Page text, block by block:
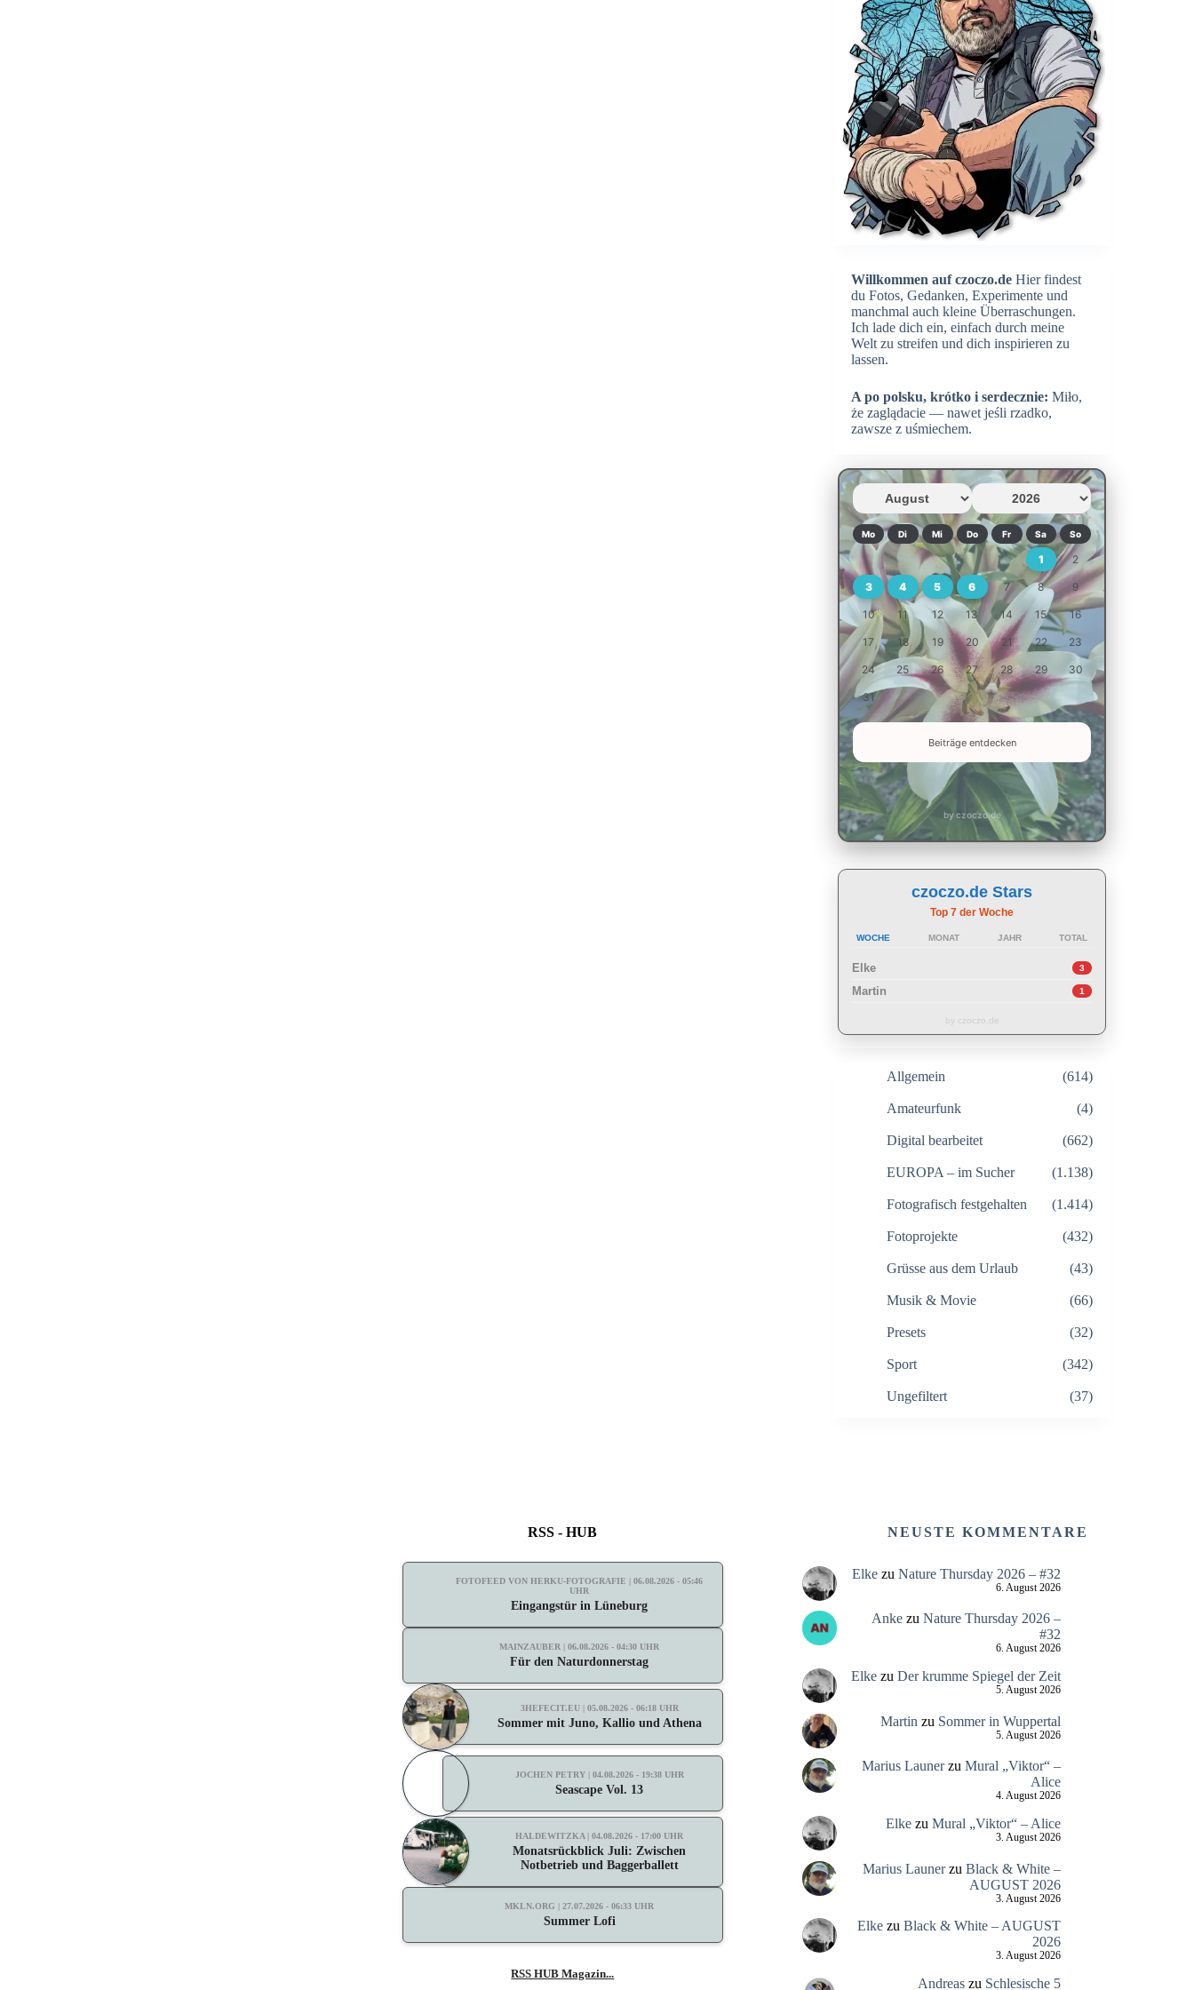
Willkommen auf czoczo.de Hier findest
du Fotos, Gedanken, Experimente und
manchmal auch kleine Überraschungen.
Ich lade dich ein, einfach durch meine
Welt zu streifen und dich inspirieren zu
lassen.
A po polsku, krótko i serdecznie: Miło,
że zaglądacie — nawet jeśli rzadko,
zawsze z uśmiechem.
Mo Di Mi Do Fr Sa So
1 2
3 4 5 6 7 8 9
10 11 12 13 14 15 16
17 18 19 20 21 22 23
24 25 26 27 28 29 30
31
Beiträge entdecken
by czoczo.de
czoczo.de Stars
Top 7 der Woche
WOCHE MONAT JAHR TOTAL
Elke 3
Martin 1
by czoczo.de
Allgemein (614)
Amateurfunk (4)
Digital bearbeitet (662)
EUROPA – im Sucher (1.138)
Fotografisch festgehalten (1.414)
Fotoprojekte (432)
Grüsse aus dem Urlaub (43)
Musik & Movie (66)
Presets (32)
Sport (342)
Ungefiltert (37)
RSS - HUB
FOTOFEED VON HERKU-FOTOGRAFIE | 06.08.2026 - 05:46
UHR
Eingangstür in Lüneburg
MAINZAUBER | 06.08.2026 - 04:30 UHR
Für den Naturdonnerstag
3HEFECIT.EU | 05.08.2026 - 06:18 UHR
Sommer mit Juno, Kallio und Athena
JOCHEN PETRY | 04.08.2026 - 19:38 UHR
Seascape Vol. 13
HALDEWITZKA | 04.08.2026 - 17:00 UHR
Monatsrückblick Juli: Zwischen
Notbetrieb und Baggerballett
MKLN.ORG | 27.07.2026 - 06:33 UHR
Summer Lofi
RSS HUB Magazin...
NEUSTE KOMMENTARE
Elkezu Nature Thursday 2026 – #32
6. August 2026
Ankezu Nature Thursday 2026 –
#32
6. August 2026
Elkezu Der krumme Spiegel der Zeit
5. August 2026
Martin zu Sommer in Wuppertal
5. August 2026
Marius Launerzu Mural „Viktor“ –
Alice
4. August 2026
Elkezu Mural „Viktor“ – Alice
3. August 2026
Marius Launerzu Black & White –
AUGUST 2026
3. August 2026
Elkezu Black & White – AUGUST
2026
3. August 2026
Andreaszu Schlesische 5